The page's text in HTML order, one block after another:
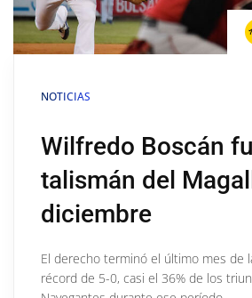
NOTICIAS
Wilfredo Boscán
talismán del
diciembre
El derecho terminó el último mes de
récord de 5-0, casi el 36% de los